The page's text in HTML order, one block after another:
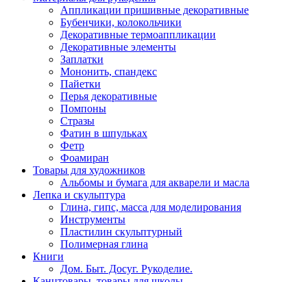
Аппликации пришивные декоративные
Бубенчики, колокольчики
Декоративные термоаппликации
Декоративные элементы
Заплатки
Мононить, спандекс
Пайетки
Перья декоративные
Помпоны
Стразы
Фатин в шпульках
Фетр
Фоамиран
Товары для художников
Альбомы и бумага для акварели и масла
Лепка и скульптура
Глина, гипс, масса для моделирования
Инструменты
Пластилин скульптурный
Полимерная глина
Книги
Дом. Быт. Досуг. Рукоделие.